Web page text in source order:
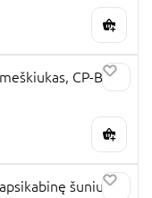
CP-BEA-
šuniukai,